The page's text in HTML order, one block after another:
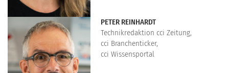
PETER REINHARDT
Technikredaktion cci Zeitung,
cci Branchenticker,
cci Wissensportal